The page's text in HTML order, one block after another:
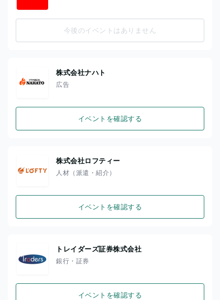
今後のイベントはありません
株式会社ナハト
広告
イベントを確認する
株式会社ロフティー
人材（派遣・紹介）
イベントを確認する
トレイダーズ証券株式会社
銀行・証券
イベントを確認する